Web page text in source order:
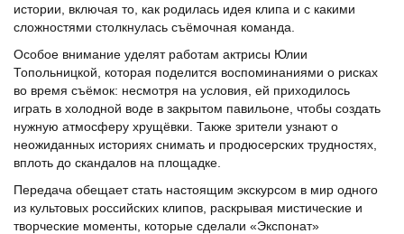
истории, включая то, как родилась идея клипа и с какими
сложностями столкнулась съёмочная команда.
Особое внимание уделят работам актрисы Юлии
Топольницкой, которая поделится воспоминаниями о рисках
во время съёмок: несмотря на условия, ей приходилось
играть в холодной воде в закрытом павильоне, чтобы создать
нужную атмосферу хрущёвки. Также зрители узнают о
неожиданных историях снимать и продюсерских трудностях,
вплоть до скандалов на площадке.
Передача обещает стать настоящим экскурсом в мир одного
из культовых российских клипов, раскрывая мистические и
творческие моменты, которые сделали «Экспонат»